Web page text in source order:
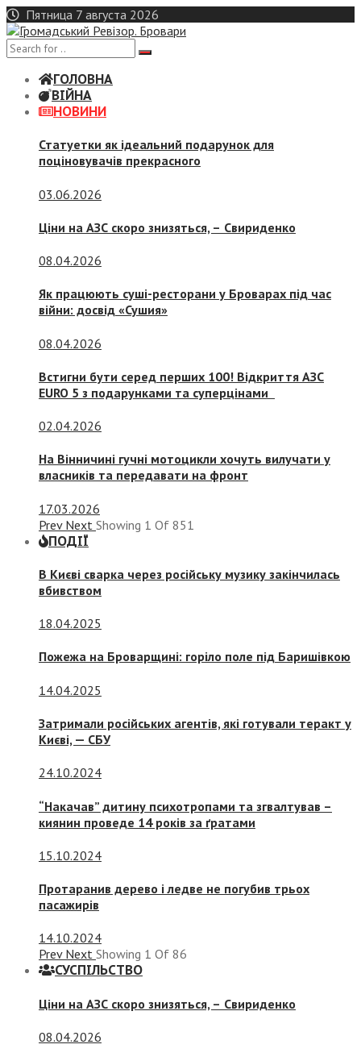
Skip
to
content
Пятница 7 августа 2026
ГОЛОВНА
ВІЙНА
НОВИНИ
Статуетки як ідеальний подарунок для
поціновувачів прекрасного
03.06.2026
Ціни на АЗС скоро знизяться, – Свириденко
08.04.2026
Як працюють суші-ресторани у Броварах під час
війни: досвід «Сушия»
08.04.2026
Встигни бути серед перших 100! Відкриття АЗС
EURO 5 з подарунками та суперцінами
02.04.2026
На Вінничині гучні мотоцикли хочуть вилучати у
власників та передавати на фронт
17.03.2026
Prev Next Showing 1 Of 851
ПОДІЇ
В Києві сварка через російську музику закінчилась
вбивством
18.04.2025
Пожежа на Броварщині: горіло поле під Баришівкою
14.04.2025
Затримали російських агентів, які готували теракт у
Києві, — СБУ
24.10.2024
“Накачав” дитину психотропами та згвалтував –
киянин проведе 14 років за ґратами
15.10.2024
Протаранив дерево і ледве не погубив трьох
пасажирів
14.10.2024
Prev Next Showing 1 Of 86
СУСПIЛЬСТВО
Ціни на АЗС скоро знизяться, – Свириденко
08.04.2026